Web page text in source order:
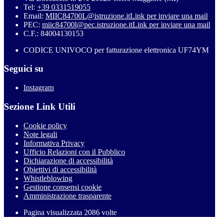
Tel: +39 0331519055
Email: MIIC84700L@istruzione.itLink per inviare una mail
PEC: miic84700l@pec.istruzione.itLink per inviare una mail
C.F.: 84004130153
CODICE UNIVOCO per fatturazione elettronica UF74YM
Seguici su
Instagram
Sezione Link Utili
Cookie policy
Note legali
Informativa Privacy
Ufficio Relazioni con il Pubblico
Dichiarazione di accessibilità
Obiettivi di accessibilità
Whistleblowing
Gestione consensi cookie
Amministrazione trasparente
Pagina visualizzata 2086 volte